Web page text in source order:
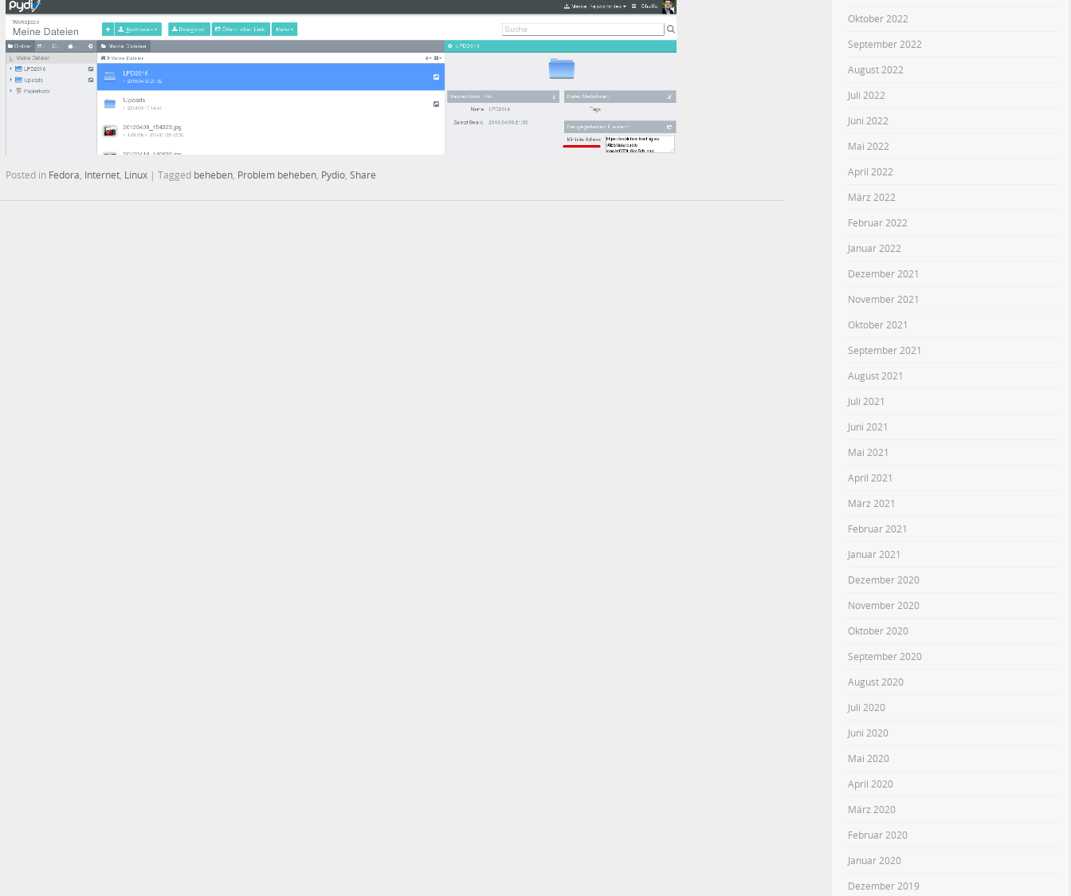
Posted in Fedora Internet Linux | Tagged beheben Problem beheben Pydio Share
Oktober 2022
September 2022
August 2022
Juli 2022
Juni 2022
Mai 2022
April 2022
März 2022
Februar 2022
Januar 2022
Dezember 2021
November 2021
Oktober 2021
September 2021
August 2021
Juli 2021
Juni 2021
Mai 2021
April 2021
März 2021
Februar 2021
Januar 2021
Dezember 2020
November 2020
Oktober 2020
September 2020
August 2020
Juli 2020
Juni 2020
Mai 2020
April 2020
März 2020
Februar 2020
Januar 2020
Dezember 2019